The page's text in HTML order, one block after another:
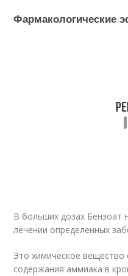
Фармакологические
В больших дозах Бензоат
лечении определенных
Это химическое вещество
содержания аммиака в